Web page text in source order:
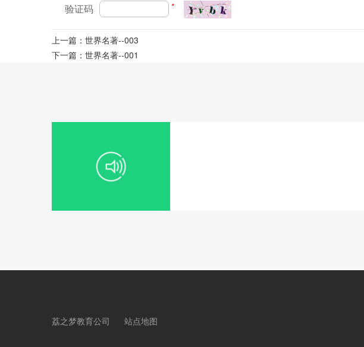
验证码 *
上一篇：世界名著--003
下一篇：世界名著--001
荔之梦教育公司 站点地图